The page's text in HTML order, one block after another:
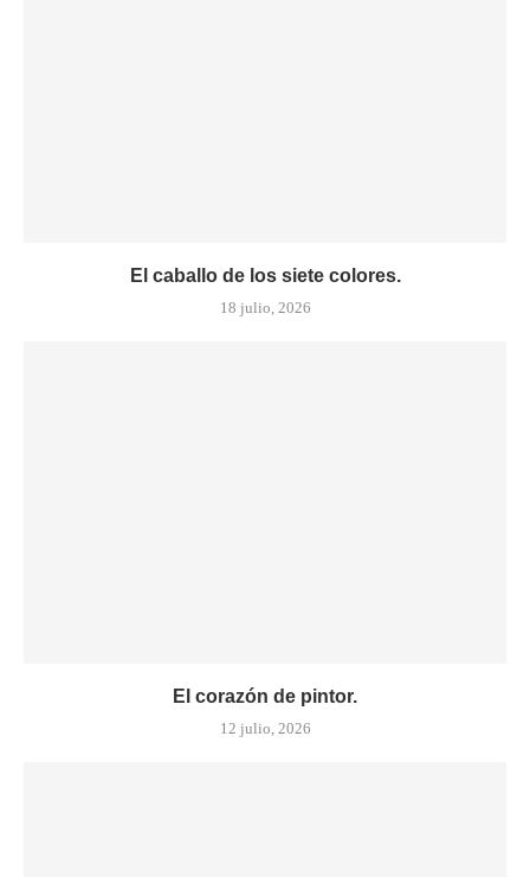
El caballo de los siete colores.
18 julio, 2026
El corazón de pintor.
12 julio, 2026